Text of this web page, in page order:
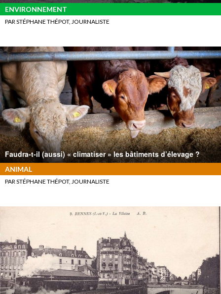
ENVIRONNEMENT
PAR STÉPHANE THÉPOT, JOURNALISTE
Faudra-t-il (aussi) « climatiser » les bâtiments d’élevage ?
ANIMAL
PAR STÉPHANE THÉPOT, JOURNALISTE